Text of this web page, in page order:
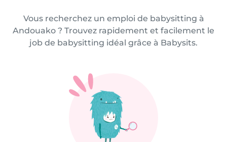
Vous recherchez un emploi de babysitting à
Andouako ? Trouvez rapidement et facilement le
job de babysitting idéal grâce à Babysits.